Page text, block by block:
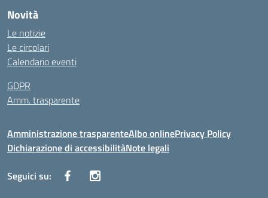
Novità
Le notizie
Le circolari
Calendario eventi
GDPR
Amm. trasparente
Amministrazione trasparenteAlbo onlinePrivacy Policy
Dichiarazione di accessibilitàNote legali
Seguici su: